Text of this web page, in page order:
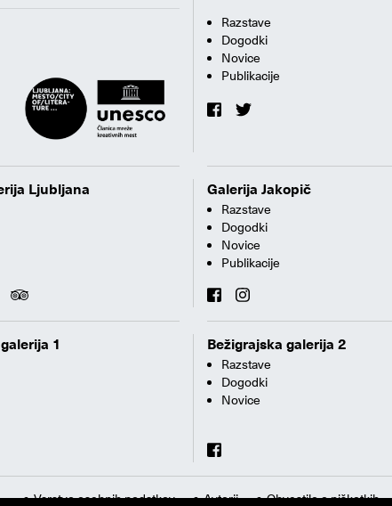
Razstave
Dogodki
Novice
Publikacije
Ljubljana Galerija Jakopič
Razstave
Dogodki
Novice
Publikacije
1 Bežigrajska galerija 2
Razstave
Dogodki
Novice
Varstvo osebnih podatkov Avtorji Obvestilo o piškotkih